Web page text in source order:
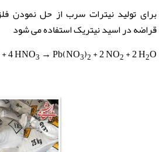
برای تولید نیترات سرب از حل
قراضه در اسید نیتریک استفاده می شود
4 HNO3 → Pb(NO3)2+ 2 NO2+ 2 H2O